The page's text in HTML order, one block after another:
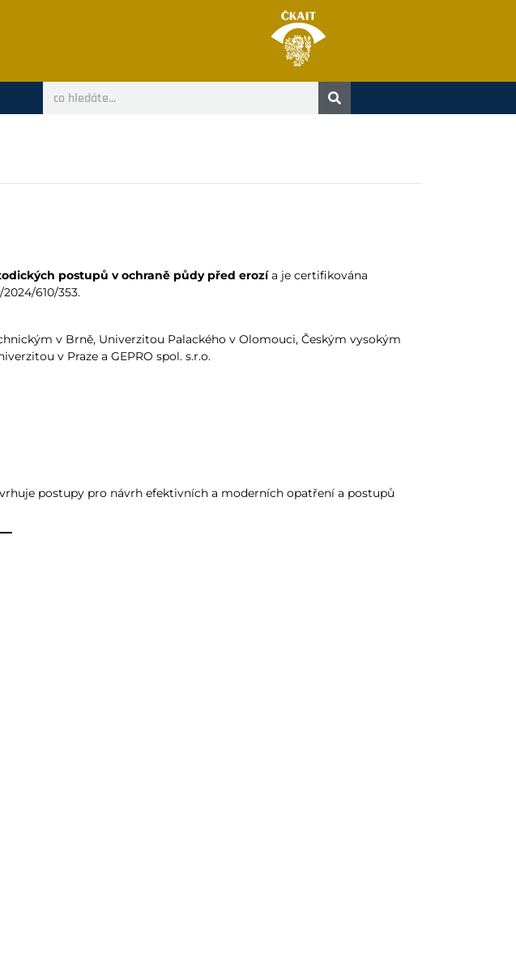
postupů v ochraně půdy před erozía je certifikována
610/353.
v Brně, Univerzitou Palackého v Olomouci, Českým vysokým
v Praze a GEPRO spol. s.r.o.
postupy pro návrh efektivních a moderních opatření a postupů